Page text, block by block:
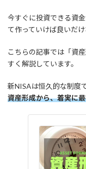
今すぐに投資できる資
て作っていけば良いだけ
こちらの記事では「資
すく解説しています。
新NISAは恒久的な制度
資産形成から、着実に